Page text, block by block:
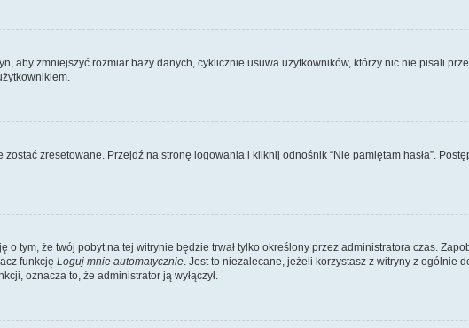
aby zmniejszyć rozmiar bazy danych, cyklicznie usuwa użytkowników, którzy nic nie pisali
zresetowane. Przejdź na stronę logowania i kliknij odnośnik “Nie pamiętam hasła”.
o tym, że twój pobyt na tej witrynie będzie trwał tylko określony przez administratora czas.
funkcję Loguj mnie automatycznie. Jest to niezalecane, jeżeli korzystasz z witryny z ogólnie
oznacza to, że administrator ją wyłączył.